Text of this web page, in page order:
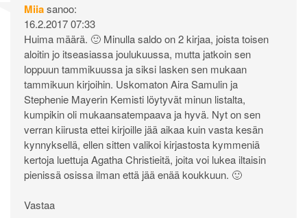
Miiasanoo:
16.2.2017 07:33
Huima määrä. 🙂 Minulla saldo on 2 kirjaa, joista toisen
aloitin jo itseasiassa joulukuussa, mutta jatkoin sen
loppuun tammikuussa ja siksi lasken sen mukaan
tammikuun kirjoihin. Uskomaton Aira Samulin ja
Stephenie Mayerin Kemisti löytyvät minun listalta,
kumpikin oli mukaansatempaava ja hyvä. Nyt on sen
verran kiirusta ettei kirjoille jää aikaa kuin vasta kesän
kynnyksellä, ellen sitten valikoi kirjastosta kymmeniä
kertoja luettuja Agatha Christieitä, joita voi lukea iltaisin
pienissä osissa ilman että jää enää koukkuun. 🙂
Vastaa